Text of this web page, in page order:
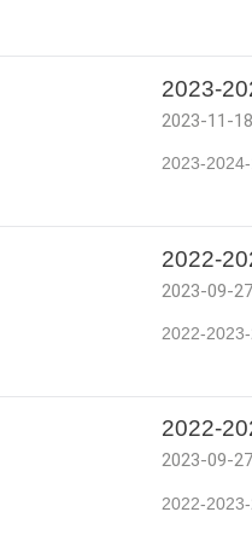
2023-
2023-11-18
2023-
2022-
2023-09-27
2022-
2022-
2023-09-27
2022-